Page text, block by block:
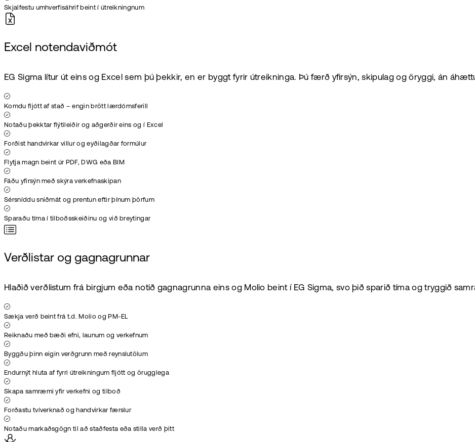
Skjalfestu umhverfisáhrif beint í útreikningnum
Excel notendaviðmót
EG Sigma lítur út eins og Excel sem þú þekkir, en er byggt fyrir útreikninga. Þú færð yfirsýn, skipulag og öryggi, án
Komdu fljótt af stað – engin brött lærdómsferill
Notaðu þekktar flýtileiðir og aðgerðir eins og í Excel
Forðist handvirkar villur og eyðilagðar formúlur
Flytja magn beint úr PDF, DWG eða BIM
Fáðu yfirsýn með skýra verkefnaskipan
Sérsníddu sniðmát og prentun eftir þínum þörfum
Sparaðu tíma í tilboðsskeiðinu og við breytingar
Verðlistar og gagnagrunnar
Hlaðið verðlistum frá birgjum eða notið gagnagrunna eins og Molio beint í EG Sigma, svo þið sparið tíma og tryggið
Sækja verð beint frá t.d. Molio og PM-EL
Reiknaðu með bæði efni, launum og verkefnum
Byggðu þinn eigin verðgrunn með reynslutölum
Endurnýt hluta af fyrri útreikningum fljótt og örugglega
Skapa samræmi yfir verkefni og tilboð
Forðastu tvíverknað og handvirkar færslur
Notaðu markaðsgögn til að staðfesta eða stilla verð þitt